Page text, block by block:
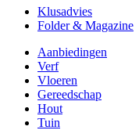
Klusadvies
Folder & Magazine
Aanbiedingen
Verf
Vloeren
Gereedschap
Hout
Tuin